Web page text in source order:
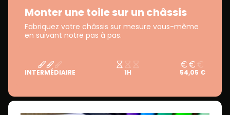
Monter une toile sur un châssis
Fabriquez votre châssis sur mesure vous-même
en suivant notre pas à pas.
INTERMÉDIAIRE 1H 54,05 €